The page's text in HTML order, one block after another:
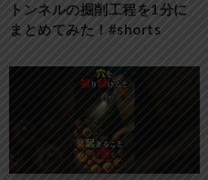
トンネルの掘削工程を1分に
まとめてみた！#shorts